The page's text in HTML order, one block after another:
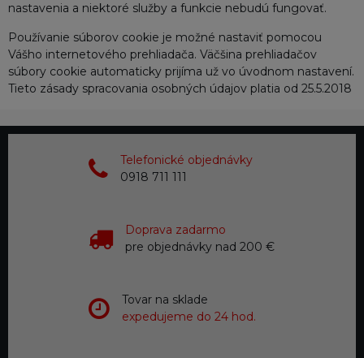
nastavenia a niektoré služby a funkcie nebudú fungovať.
Používanie súborov cookie je možné nastaviť pomocou
Vášho internetového prehliadača. Väčšina prehliadačov
súbory cookie automaticky prijíma už vo úvodnom nastavení.
Tieto zásady spracovania osobných údajov platia od 25.5.2018
Telefonické objednávky
0918 711 111
Doprava zadarmo
pre objednávky nad 200 €
Tovar na sklade
expedujeme do 24 hod.